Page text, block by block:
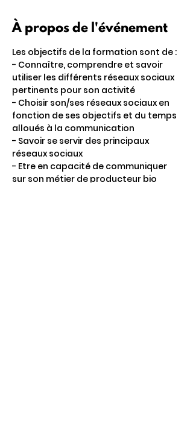
À propos de l'événement
Les objectifs de la formation sont de :
- Connaître, comprendre et savoir
utiliser les différents réseaux sociaux
pertinents pour son activité
- Choisir son/ses réseaux sociaux en
fonction de ses objectifs et du temps
alloués à la communication
- Savoir se servir des principaux
réseaux sociaux
- Etre en capacité de communiquer
sur son métier de producteur bio